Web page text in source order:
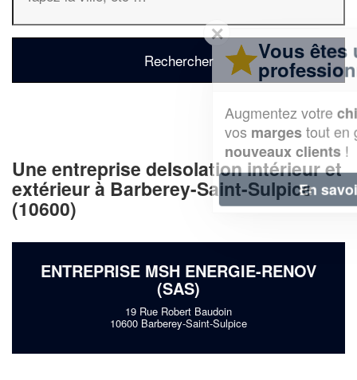
Une entreprise deIsolation intérieur et
extérieur à Barberey-Saint-Sulpice
(10600)
ENTREPRISE MSH ENERGIE-RENOV
(SAS)
19 Rue Robert Baudoin
10600 Barberey-Saint-Sulpice
✕
Vous êtes un
professionnel ?
chiffre d'affaireset
tout en gagnant de
En savoir plus